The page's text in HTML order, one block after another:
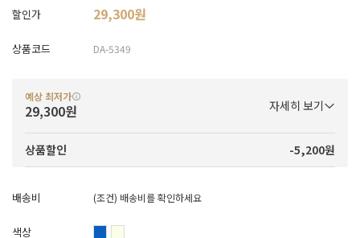
할인가 29,300원
상품코드 DA-5349
예상 최저가
29,300원 자세히 보기
상품할인 -5,200원
배송비 (조건) 배송비를 확인하세요
색상